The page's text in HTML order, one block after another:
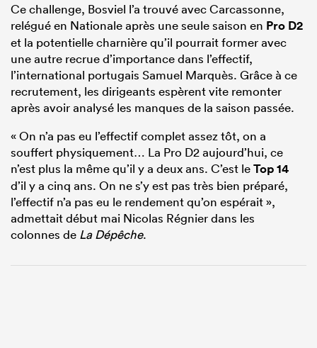
Ce challenge, Bosviel l’a trouvé avec Carcassonne,
relégué en Nationale après une seule saison en Pro D2
et la potentielle charnière qu’il pourrait former avec
une autre recrue d’importance dans l’effectif,
l’international portugais Samuel Marquès. Grâce à ce
recrutement, les dirigeants espèrent vite remonter
après avoir analysé les manques de la saison passée.
« On n’a pas eu l’effectif complet assez tôt, on a
souffert physiquement… La Pro D2 aujourd’hui, ce
n’est plus la même qu’il y a deux ans. C’est leTop 14
d’il y a cinq ans. On ne s’y est pas très bien préparé,
l’effectif n’a pas eu le rendement qu’on espérait »,
admettait début mai Nicolas Régnier dans les
colonnes de La Dépêche.